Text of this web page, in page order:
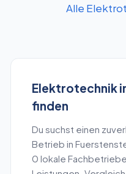
Alle
Elektrotechnik
finden
Du suchst einen
Betrieb in
0 lokale